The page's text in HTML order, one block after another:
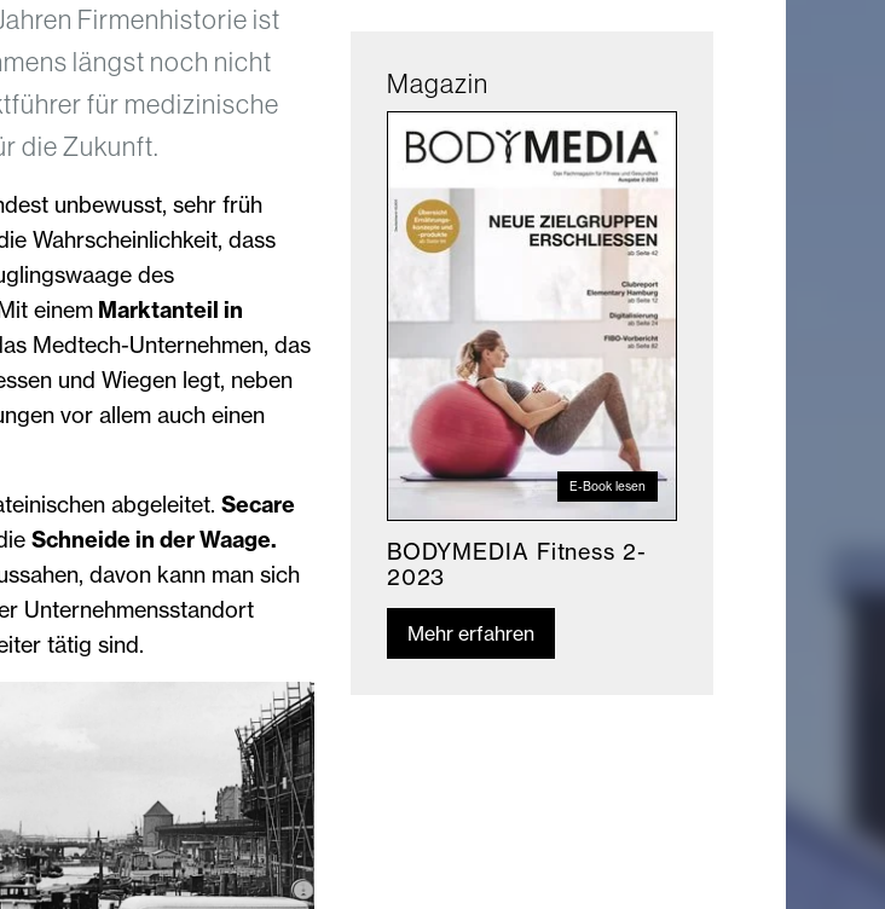
Firmenhistorie ist
längst noch nicht
für medizinische
die Zukunft.
unbewusst, sehr früh
Wahrscheinlichkeit, dass
des
einemMarktanteil in
Medtech-Unternehmen, das
und Wiegen legt, neben
vor allem auch einen
abgeleitet. Secare
Schneide in der Waage.
davon kann man sich
Unternehmensstandort
tätig sind.
Magazin
E-Book lesen
BODYMEDIA Fitness 2-
2023
Mehr erfahren